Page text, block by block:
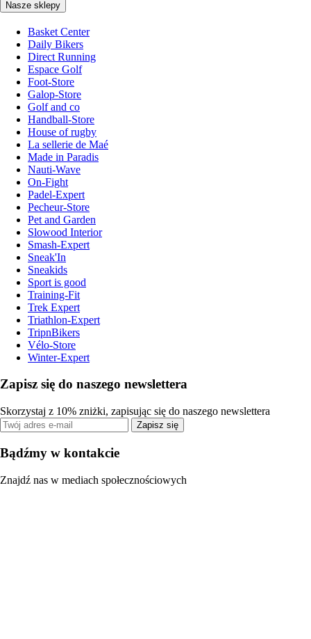
Nasze sklepy
Basket Center
Daily Bikers
Direct Running
Espace Golf
Foot-Store
Galop-Store
Golf and co
Handball-Store
House of rugby
La sellerie de Maé
Made in Paradis
Nauti-Wave
On-Fight
Padel-Expert
Pecheur-Store
Pet and Garden
Slowood Interior
Smash-Expert
Sneak'In
Sneakids
Sport is good
Training-Fit
Trek Expert
Triathlon-Expert
TripnBikers
Vélo-Store
Winter-Expert
Zapisz się do naszego newslettera
Skorzystaj z 10% zniżki, zapisując się do naszego newslettera
Zapisz się
Bądźmy w kontakcie
Znajdź nas w mediach społecznościowych